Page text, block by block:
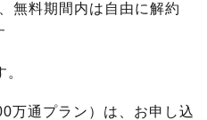
無料期間内は自由に解約
万通プラン）は、お申し込